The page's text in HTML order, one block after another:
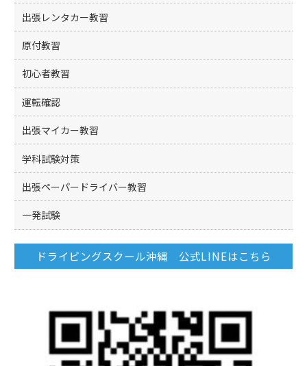
出張レンタカー教習
原付教習
初心者教習
運転確認
出張マイカー教習
学科試験対策
出張ペーパードライバー教習
一発試験
ドライビングスクール沖縄 公式LINEはこちら